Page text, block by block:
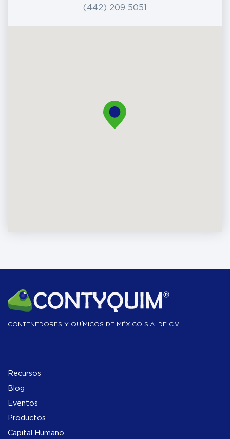
(442) 209 5051
CONTENEDORES Y QUÍMICOS DE MÉXICO S.A. DE C.V.
Recursos
Blog
Eventos
Productos
Capital Humano